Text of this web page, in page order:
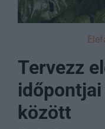
Tervezz
között